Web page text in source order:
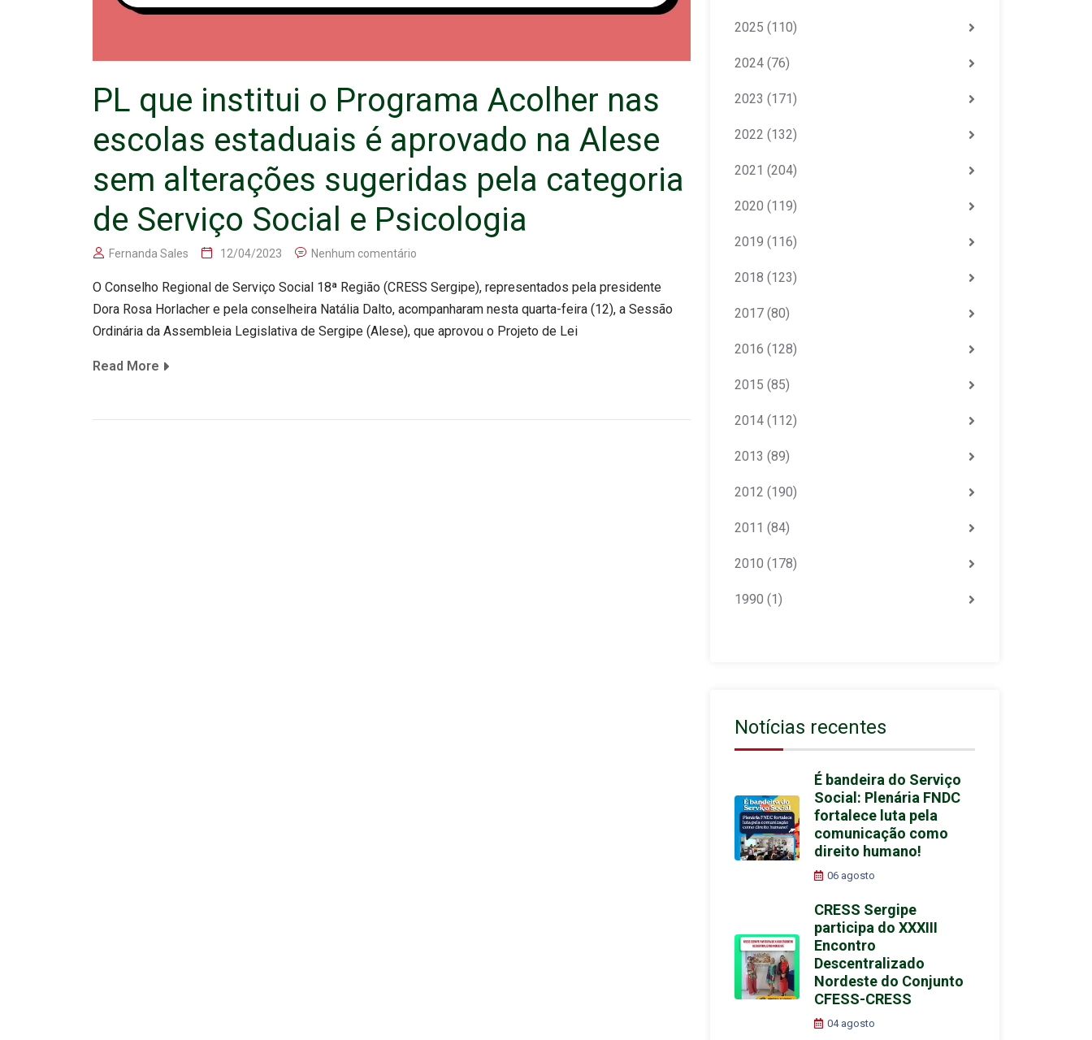
PL que institui o Programa Acolher nas
escolas estaduais é aprovado na Alese
sem alterações sugeridas pela categoria
de Serviço Social e Psicologia
Fernanda Sales 12/04/2023 Nenhum comentário
O Conselho Regional de Serviço Social 18ª Região (CRESS Sergipe), representados pela presidente
Dora Rosa Horlacher e pela conselheira Natália Dalto, acompanharam nesta quarta-feira (12), a Sessão
Ordinária da Assembleia Legislativa de Sergipe (Alese), que aprovou o Projeto de Lei
Read More
2025 (110)
2024 (76)
2023 (171)
2022 (132)
2021 (204)
2020 (119)
2019 (116)
2018 (123)
2017 (80)
2016 (128)
2015 (85)
2014 (112)
2013 (89)
2012 (190)
2011 (84)
2010 (178)
1990 (1)
Notícias recentes
É bandeira do Serviço
Social: Plenária FNDC
fortalece luta pela
comunicação como
direito humano!
06 agosto
CRESS Sergipe
participa do XXXIII
Encontro
Descentralizado
Nordeste do Conjunto
CFESS-CRESS
04 agosto